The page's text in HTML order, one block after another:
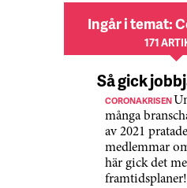
Ingår i temat:
171
Så gick
CORONAKRISEN
många
av 2021
medlemmar
här gick det
framtidsplaner!